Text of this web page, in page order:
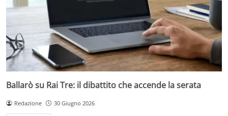
Ballarò su Rai Tre: il dibattito che accende la serata
Redazione 30 Giugno 2026